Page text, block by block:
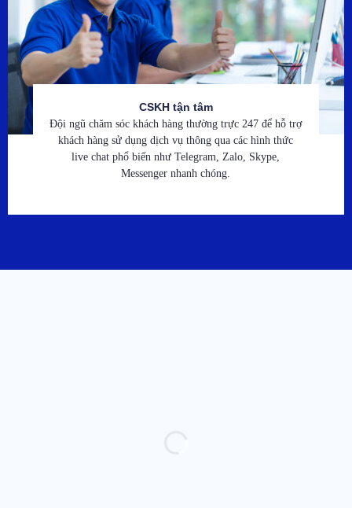
CSKH tận tâm
Đội ngũ chăm sóc khách hàng thường trực 247 để hỗ trợ
khách hàng sử dụng dịch vụ thông qua các hình thức
live chat phổ biến như Telegram, Zalo, Skype,
Messenger nhanh chóng.